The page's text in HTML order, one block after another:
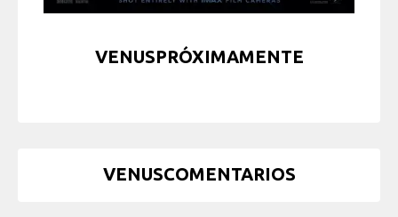
VENUSPRÓXIMAMENTE
VENUSCOMENTARIOS